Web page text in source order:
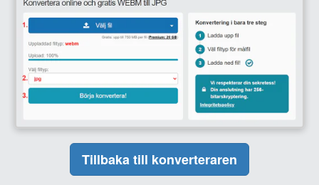
Tillbaka till konverteraren